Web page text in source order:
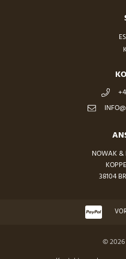
NOWAK &
38104
© 2026